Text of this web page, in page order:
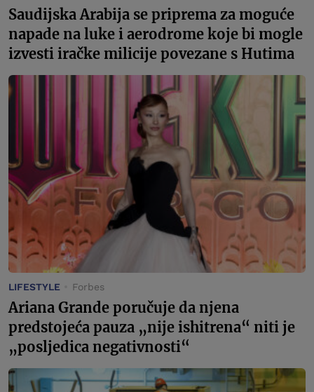
Saudijska Arabija se priprema za moguće
napade na luke i aerodrome koje bi mogle
izvesti iračke milicije povezane s Hutima
LIFESTYLE Forbes
Ariana Grande poručuje da njena
predstojeća pauza „nije ishitrena“ niti je
„posljedica negativnosti“